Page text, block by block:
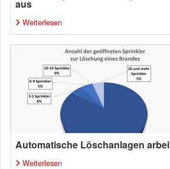
aus
Weiterlesen
Automatische Löschanlagen
Weiterlesen